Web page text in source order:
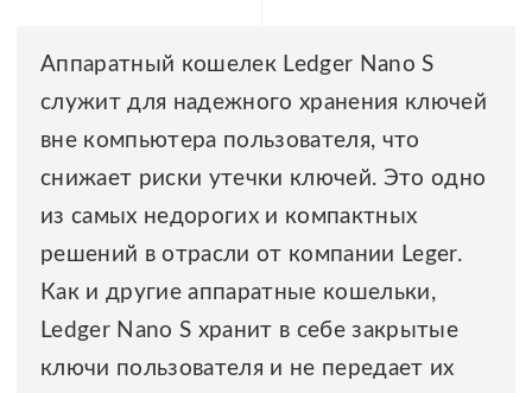
Аппаратный кошелек Ledger Nano S
служит для надежного хранения ключей
вне компьютера пользователя, что
снижает риски утечки ключей. Это одно
из самых недорогих и компактных
решений в отрасли от компании Leger.
Как и другие аппаратные кошельки,
Ledger Nano S хранит в себе закрытые
ключи пользователя и не передает их